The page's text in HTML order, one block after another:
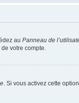
au Panneau de
votre compte.
. Si vous activez cette